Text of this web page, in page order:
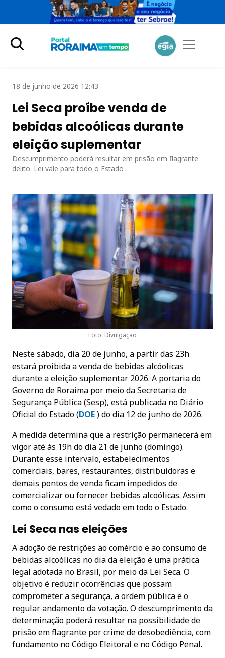
18 de junho de 2026 12:43
Lei Seca proíbe venda de
bebidas alcoólicas durante
eleição suplementar
Descumprimento poderá resultar em prisão em flagrante
delito. Lei vale para todo o Estado
Foto: Divulgação
Neste sábado, dia 20 de junho, a partir das 23h
estará proibida a venda de bebidas alcóolicas
durante a eleição suplementar 2026. A portaria do
Governo de Roraima por meio da Secretaria de
Segurança Pública (Sesp), está publicada no Diário
Oficial do Estado (DOE) do dia 12 de junho de 2026.
A medida determina que a restrição permanecerá em
vigor até às 19h do dia 21 de junho (domingo).
Durante esse intervalo, estabelecimentos
comerciais, bares, restaurantes, distribuidoras e
demais pontos de venda ficam impedidos de
comercializar ou fornecer bebidas alcoólicas. Assim
como o consumo está vedado em todo o Estado.
Lei Seca nas eleições
A adoção de restrições ao comércio e ao consumo de
bebidas alcoólicas no dia da eleição é uma prática
legal adotada no Brasil, por meio da Lei Seca. O
objetivo é reduzir ocorrências que possam
comprometer a segurança, a ordem pública e o
regular andamento da votação. O descumprimento da
determinação poderá resultar na possibilidade de
prisão em flagrante por crime de desobediência, com
fundamento no Código Eleitoral e no Código Penal.